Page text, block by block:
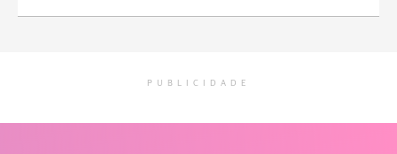
PUBLICIDADE